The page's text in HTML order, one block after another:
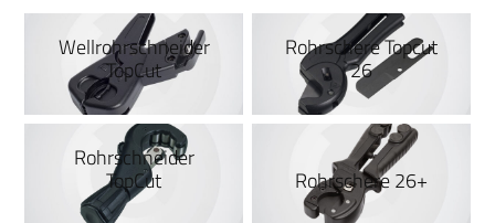
Wellrohrschneider
TopCut
Rohrschere Topcut
26
Rohrschneider
TopCut Rohrschere 26+